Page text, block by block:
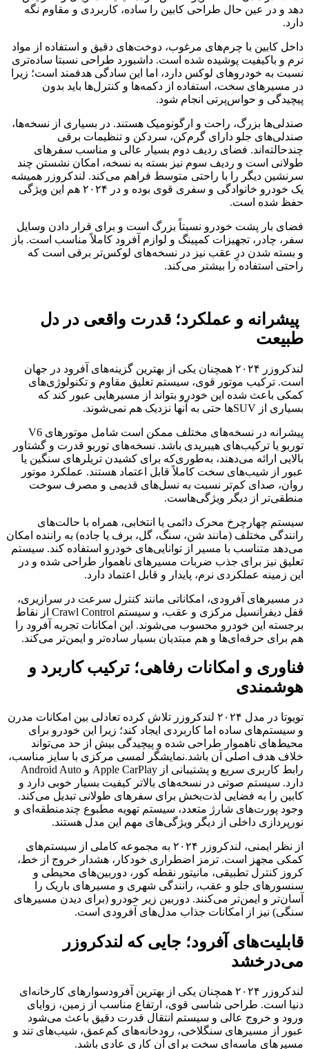
دهد و در عین حال طراحی کابین را ساده، کاربردی و مقاوم نگه
دارد.
داخل کابین با چرم‌های مرغوب، دوخت‌های دقیق و استفاده از مواد
نرم و باکیفیت پوشیده شده است. داشبورد طراحی نسبتا ساده‌تری
نسبت به خودروهای لوکس دارد، اما این سادگی هدفمند است؛ زیرا
در مسیرهای سخت، استفاده از دکمه‌ها و کنترل‌ها باید بدون
پیچیدگی و حواس‌پرتی انجام شود.
صندلی‌ها بزرگ، راحت و ارگونومیک هستند. در بسیاری از نسخه‌ها،
صندلی‌های جلو دارای گرم‌کن، سردکن و تنظیمات برقی
چندحالته‌اند. فضای ردیف دوم بسیار عالی و مناسب سفرهای
طولانی است و ردیف سوم نیز بسته به نسخه، امکان نشستن چند
سرنشین دیگر را با راحتی متوسط فراهم می‌کند. لندکروزر همیشه
یک خودرو خانوادگی و سفری قوی بوده و در ۲۰۲۴ هم این ویژگی
حفظ شده است.
فضای بار پشت خودرو نسبتاً بزرگ است و برای قرار دادن وسایل
سفر، چادر، تجهیزات کمپینگ و لوازم آفرود کاملاً مناسب است. باز
و بسته شدن درِ عقب نیز در نسخه‌های لوکس‌تر برقی است که
راحتی استفاده را بیشتر می‌کند.
پیشرانه و عملکرد؛ قدرت واقعی در دل
طبیعت
لندکروزر ۲۰۲۴ همچنان یکی از بهترین گزینه‌های آفرود در جهان
است. ترکیب موتور قوی، سیستم تعلیق مقاوم و تکنولوژی‌های
کمکی باعث شده این خودرو بتواند از مسیرهایی عبور کند که
بسیاری از SUVها حتی به آنها نزدیک هم نمی‌شوند.
پیشرانه در نسخه‌های مختلف ممکن است شامل موتورهای V6
توربو یا ترکیب‌های هیبریدی باشد. نسخه‌های توربو قدرت و گشتاور
بالایی ارائه می‌دهند، به‌طوری‌که برای کشیدن تریلرهای سنگین یا
عبور از شیب‌های سخت کاملاً قابل اعتماد هستند. عملکرد موتور
روان، صدای کم‌تر نسبت به نسل‌های قدیمی و مصرف سوخت
منطقی‌تر از دیگر ویژگی‌هاست.
سیستم چهارچرخ محرک دائمی یا انتخابی، همراه با حالت‌های
رانندگی مختلف (مانند شن، سنگ، گل، برف یا جاده) به راننده امکان
می‌دهد متناسب با مسیر از توانایی‌های خودرو استفاده کند. سیستم
تعلیق نیز برای جذب ضربات مسیرهای ناهموار طراحی شده و در
این زمینه عملکردی نرم، پایدار و قابل اعتماد دارد.
در مسیرهای آفرودی، امکاناتی مانند کنترل سرعت در سرازیری،
قفل دیفرانسیل مرکزی و عقب، و سیستم Crawl Control از نقاط
برجسته این خودرو محسوب می‌شوند. این امکانات تجربه آفرود را
هم برای حرفه‌ای‌ها و هم مبتدیان بسیار ساده‌تر و ایمن‌تر می‌کند.
فناوری و امکانات رفاهی؛ ترکیب کاربرد و
هوشمندی
تویوتا در مدل ۲۰۲۴ لندکروزر تلاش کرده تعادلی بین امکانات مدرن
و سیستم‌های ساده اما کاربردی ایجاد کند؛ زیرا این خودرو برای
محیط‌های ناهموار طراحی شده و پیچیدگی بیش از حد می‌تواند
خلاف هدف اصلی آن باشد.نمایشگر لمسی مرکزی با سایز مناسب،
رابط کاربری سریع و پشتیبانی از Apple CarPlay و Android Auto
دارد. سیستم صوتی در نسخه‌های بالاتر کیفیت بسیار خوبی دارد و
کابین را به فضایی لذت‌بخش برای سفرهای طولانی تبدیل می‌کند.
وجود پورت‌های شارژ متعدد، سیستم تهویه مطبوع چندمنطقه‌ای و
نورپردازی داخلی از دیگر ویژگی‌های مهم این مدل هستند.
از نظر ایمنی، لندکروزر ۲۰۲۴ به مجموعه کاملی از سیستم‌های
کمکی مجهز است. ترمز اضطراری خودکار، هشدار خروج از خط،
کروز کنترل تطبیقی، مانیتور نقطه کور، دوربین‌های محیطی و
سنسورهای جلو و عقب، رانندگی شهری و مسیرهای باریک را
آسان‌تر و ایمن‌تر می‌کنند. دوربین زیر خودرو (برای دیدن مسیرهای
سنگی) نیز از امکانات جذاب مدل‌های آفرودی است.
قابلیت‌های آفرود؛ جایی که لندکروزر
می‌درخشد
لندکروزر ۲۰۲۴ همچنان یکی از بهترین آفرودسوارهای کارخانه‌ای
دنیا است. طراحی شاسی قوی، ارتفاع مناسب از زمین، زوایای
ورود و خروج عالی و سیستم انتقال قدرت دقیق باعث می‌شود
عبور از مسیرهای سنگلاخی، رودخانه‌های کم‌عمق، شیب‌های تند و
مسیرهای ماسه‌ای سخت برای آن کاری عادی باشد.